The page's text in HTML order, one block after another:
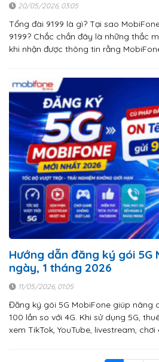
20/05/2026, 03:05
Tổng đài 9199 là gì? Tại sao
9199? Chắc chắn đây là những thắc
khi nhận được thông tin rằng
Hướng dẫn đăng ký gói 5G
ngày, 1 tháng 2026
11/05/2026, 01:05
Đăng ký gói 5G MobiFone giúp nâng
100 lần so với 4G. Khi sử dụng 5G,
xem TikTok, YouTube, livestream,